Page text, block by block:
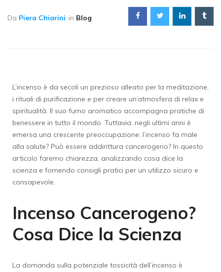
Da Piera Chiarini in Blog
L’incenso è da secoli un prezioso alleato per la meditazione,
i rituali di purificazione e per creare un’atmosfera di relax e
spiritualità. Il suo fumo aromatico accompagna pratiche di
benessere in tutto il mondo. Tuttavia, negli ultimi anni è
emersa una crescente preoccupazione: l’incenso fa male
alla salute? Può essere addirittura cancerogeno? In questo
articolo faremo chiarezza, analizzando cosa dice la
scienza e fornendo consigli pratici per un utilizzo sicuro e
consapevole.
Incenso Cancerogeno?
Cosa Dice la Scienza
La domanda sulla potenziale tossicità dell’incenso è